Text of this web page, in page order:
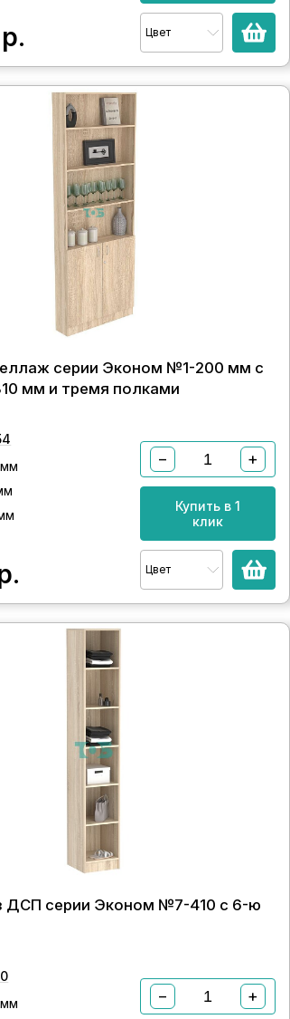
р. Цвет
серии Эконом №1-200 мм с
мм и тремя полками
− +
Купить в 1
клик
Цвет
ДСП серии Эконом №7-410 с 6-ю
− +